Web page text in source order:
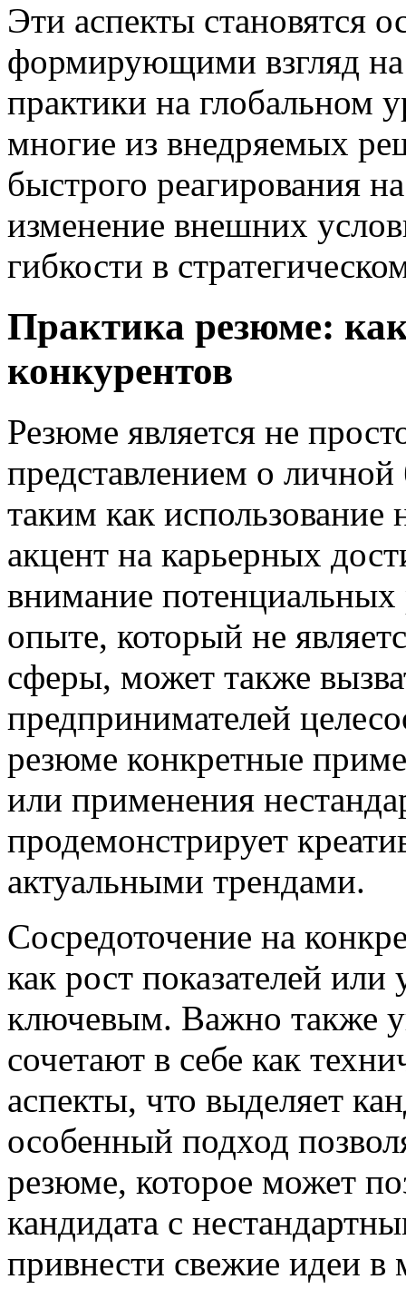
Эти аспекты
формирующими взгляд на
практики на глобальном
многие из внедряемых
быстрого реагирования
изменение внешних
гибкости в
Практика резюме:
конкурентов
Резюме является не
представлением о
таким как
акцент на карьерных
внимание
опыте, который не
сферы, может также
предпринимателей
резюме конкретные
или применения
продемонстрирует
актуальными трендами.
Сосредоточение на
как рост показателей
ключевым. Важно также
сочетают в себе как
аспекты, что выделяет
особенный подход
резюме, которое может
кандидата с
привнести свежие идеи в